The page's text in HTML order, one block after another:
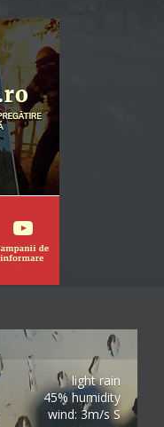
light rain
45% humidity
wind: 3m/s S